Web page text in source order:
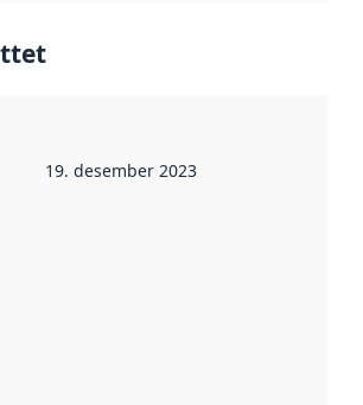
datoen
vart
av
ha
19. desember 2023